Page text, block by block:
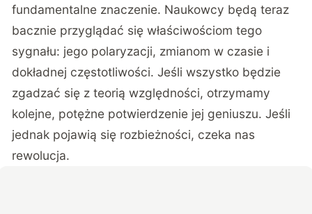
fundamentalne znaczenie. Naukowcy będą teraz
bacznie przyglądać się właściwościom tego
sygnału: jego polaryzacji, zmianom w czasie i
dokładnej częstotliwości. Jeśli wszystko będzie
zgadzać się z teorią względności, otrzymamy
kolejne, potężne potwierdzenie jej geniuszu. Jeśli
jednak pojawią się rozbieżności, czeka nas
rewolucja.